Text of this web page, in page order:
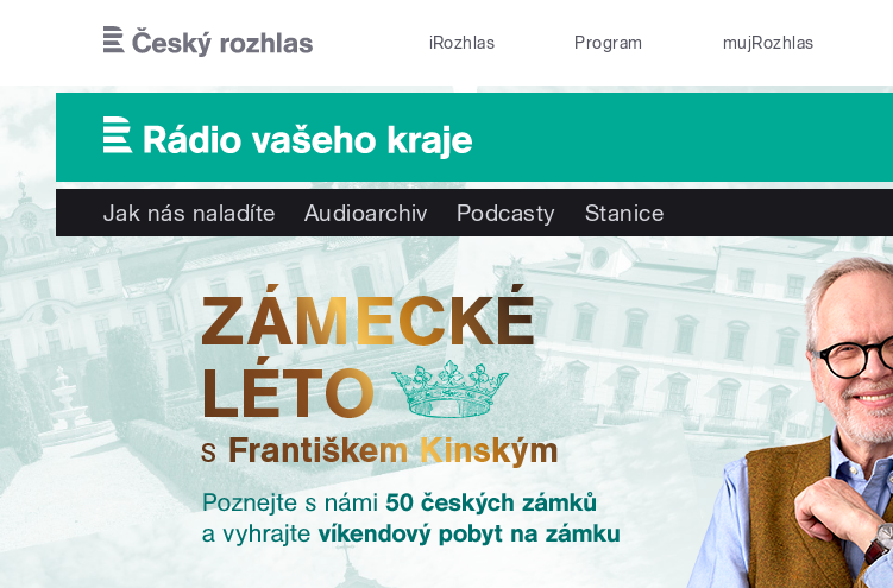
iRozhlas Program mujRozhlas
Jak nás naladíte Audioarchiv Podcasty Stanice